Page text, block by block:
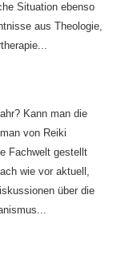
Situation ebenso
aus Theologie,
Kann man die
von Reiki
Fachwelt gestellt
wie vor aktuell,
über die